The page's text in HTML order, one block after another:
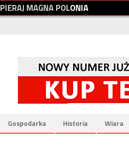
PIERAJMAGNAPOLONIA
Gospodarka Historia Wiara